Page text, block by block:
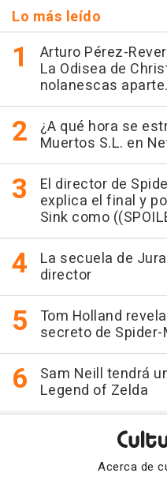
Lo más leído
Arturo Pérez-
La Odisea de
nolanescas
¿A qué hora se
Muertos S.L. en
El director de
explica el final y
Sink como
La secuela de
director
Tom Holland
secreto de Spider-
Sam Neill tendrá
Legend of Zelda
Acerca de